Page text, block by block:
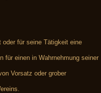
für seine Tätigkeit eine
für einen in Wahrnehmung seiner
Vorsatz oder grober